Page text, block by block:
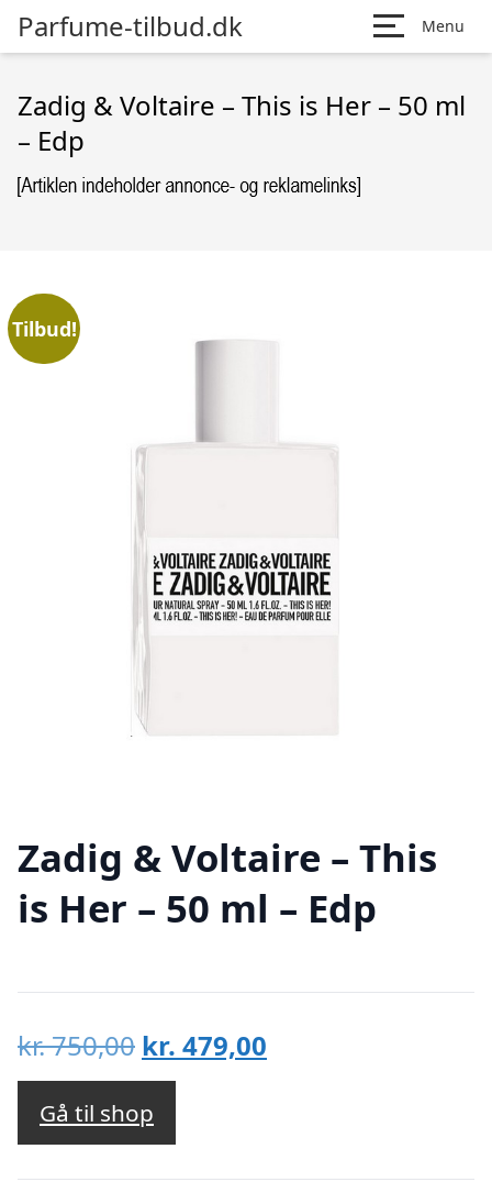
Parfume-tilbud.dk Menu
Zadig & Voltaire – This is Her – 50 ml
– Edp
Tilbud!
Zadig & Voltaire – This
is Her – 50 ml – Edp
kr.750,00 Den
oprindelige
pris
var:
kr. 750,00.
kr. 479,00
kr. 479,00.
Gå til shop